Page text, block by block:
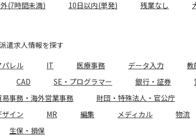
(7時間未満)
10日以内(単発) 残業なし
遣求人情報を探す
パレル IT 医療事務 データ入力 教
CAD SE・プログラマー 銀行・証券
易事務・海外営業事務 財団・特殊法人・官公庁
ザイン MR 編集 メディカル 物流
生保・損保